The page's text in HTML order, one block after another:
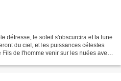
détresse, le soleil s'obscurcira et la lune
du ciel, et les puissances célestes
de l'homme venir sur les nuées avec